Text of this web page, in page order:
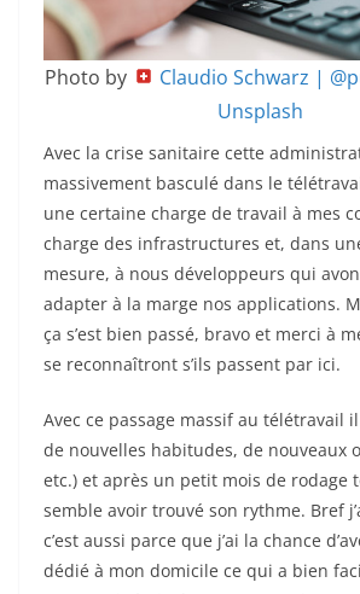
Photo by Claudio Schwarz |
Unsplash
Avec la crise sanitaire cette
massivement basculé dans le
une certaine charge de travail à mes
charge des infrastructures et, dans
mesure, à nous développeurs qui
adapter à la marge nos applications.
ça s’est bien passé, bravo et merci à
se reconnaîtront s’ils passent par ici.
Avec ce passage massif au télétravail
de nouvelles habitudes, de nouveaux
etc.) et après un petit mois de rodage
semble avoir trouvé son rythme. Bref
c’est aussi parce que j’ai la chance
dédié à mon domicile ce qui a bien